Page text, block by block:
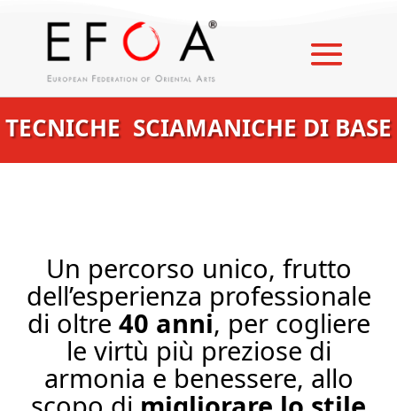
TECNICHE SCIAMANICHE DI BASE
Un percorso unico, frutto
dell’esperienza professionale
di oltre 40 anni, per cogliere
le virtù più preziose di
armonia e benessere, allo